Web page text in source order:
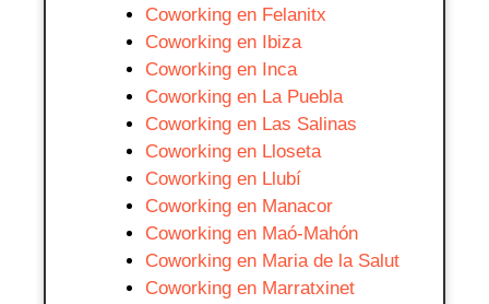
Coworking en Felanitx
Coworking en Ibiza
Coworking en Inca
Coworking en La Puebla
Coworking en Las Salinas
Coworking en Lloseta
Coworking en Llubí
Coworking en Manacor
Coworking en Maó-Mahón
Coworking en Maria de la Salut
Coworking en Marratxinet